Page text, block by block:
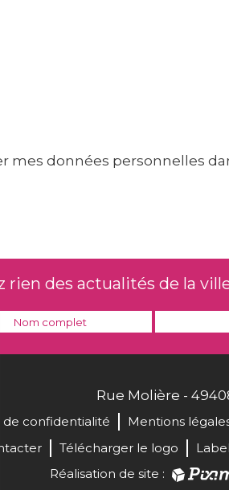
mes données personnelles
rien des actualités de la
Rue Molière -
de confidentialité Mentions
Télécharger le logo
Réalisation de site :